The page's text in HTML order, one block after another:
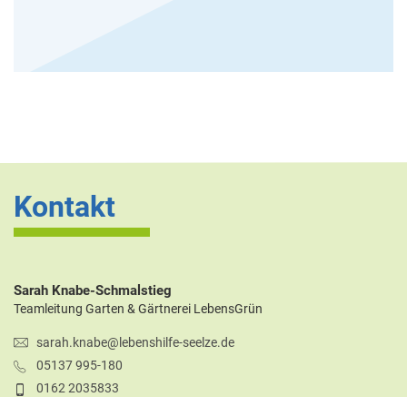
Kontakt
Sarah Knabe-Schmalstieg
Teamleitung Garten & Gärtnerei LebensGrün
sarah.knabe@lebenshilfe-seelze.de
05137 995-180
0162 2035833